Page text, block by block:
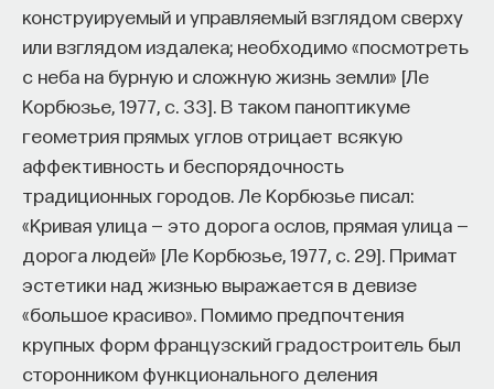
конструируемый и управляемый взглядом сверху
или взглядом издалека; необходимо «посмотреть
с неба на бурную и сложную жизнь земли» [Ле
Корбюзье, 1977, с. 33]. В таком паноптикуме
геометрия прямых углов отрицает всякую
аффективность и беспорядочность
традиционных городов. Ле Корбюзье писал:
«Кривая улица — это дорога ослов, прямая улица —
дорога людей» [Ле Корбюзье, 1977, с. 29]. Примат
эстетики над жизнью выражается в девизе
«большое красиво». Помимо предпочтения
крупных форм французский градостроитель был
сторонником функционального деления